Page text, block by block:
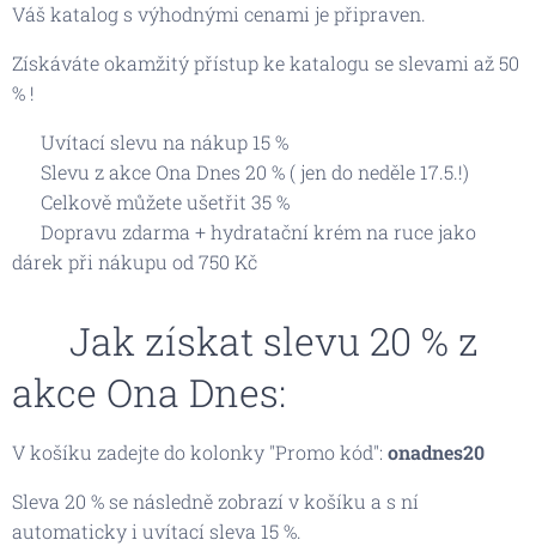
Váš katalog s výhodnými cenami je připraven.
Získáváte okamžitý přístup ke katalogu se slevami až 50
% !
✔ Uvítací slevu na nákup 15 %
✔ Slevu z akce Ona Dnes 20 % ( jen do neděle 17.5.!)
✔ Celkově můžete ušetřit 35 %
✔ Dopravu zdarma + hydratační krém na ruce jako
dárek při nákupu od 750 Kč
🌸 Jak získat slevu 20 % z
akce Ona Dnes:
V košíku zadejte do kolonky "Promo kód": onadnes20
Sleva 20 % se následně zobrazí v košíku a s ní
automaticky i uvítací sleva 15 %.